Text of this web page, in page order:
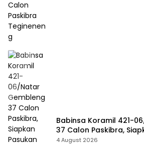
Babinsa Koramil 421-
37 Calon Paskibra,
Pengibar Bendera HUT
4 August 2026